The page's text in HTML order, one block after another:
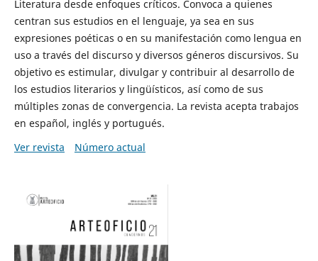
Literatura desde enfoques críticos. Convoca a quienes
centran sus estudios en el lenguaje, ya sea en sus
expresiones poéticas o en su manifestación como lengua en
uso a través del discurso y diversos géneros discursivos. Su
objetivo es estimular, divulgar y contribuir al desarrollo de
los estudios literarios y lingüísticos, así como de sus
múltiples zonas de convergencia. La revista acepta trabajos
en español, inglés y portugués.
Ver revista
Número actual